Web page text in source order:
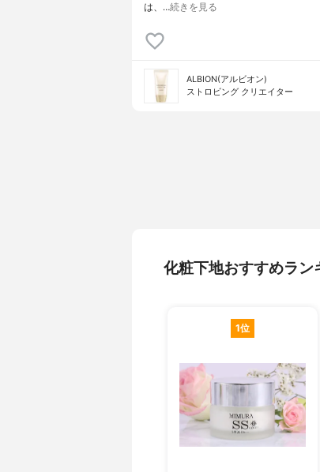
は、…続きを見る
ALBION(アルビオン)
ストロビング クリエイター
化粧下地おすすめラン
1位